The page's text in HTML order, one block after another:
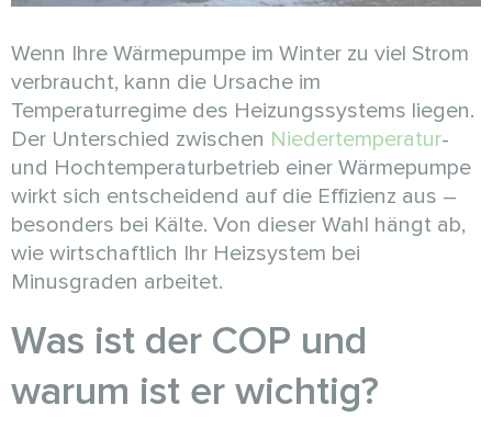
Wenn Ihre Wärmepumpe im Winter zu viel Strom
verbraucht, kann die Ursache im
Temperaturregime des Heizungssystems liegen.
Der Unterschied zwischen Niedertemperatur-
und Hochtemperaturbetrieb einer Wärmepumpe
wirkt sich entscheidend auf die Effizienz aus –
besonders bei Kälte. Von dieser Wahl hängt ab,
wie wirtschaftlich Ihr Heizsystem bei
Minusgraden arbeitet.
Was ist der COP und
warum ist er wichtig?